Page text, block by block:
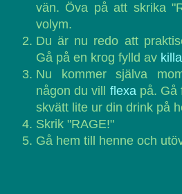
vän. Öva på att skrika
volym.
Du är nu redo att
Gå på en krog fylld av
Nu kommer själva
någon du vill flexapå. Gå
skvätt lite ur din drink på
Skrik "RAGE!"
Gå hem till henne och